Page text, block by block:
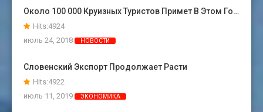
Около 100 000 Круизных Туристов Примет В Этом Го…
Hits:4924
июль 24, 2018
НОВОСТИ
Словенский Экспорт Продолжает Расти
Hits:4922
июль 11, 2019
ЭКОНОМИКА